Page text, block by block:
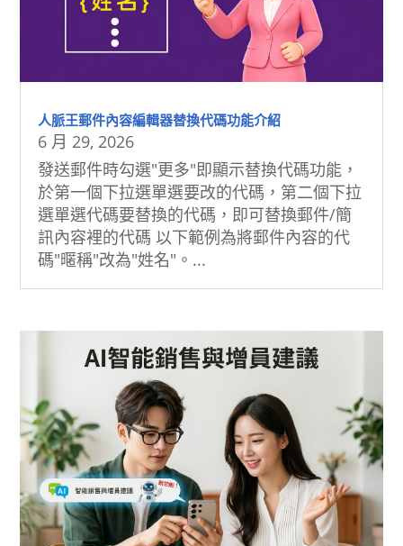
人脈王郵件內容編輯器替換代碼功能介紹
6 月 29, 2026
發送郵件時勾選"更多"即顯示替換代碼功能，
於第一個下拉選單選要改的代碼，第二個下拉
選單選代碼要替換的代碼，即可替換郵件/簡
訊內容裡的代碼 以下範例為將郵件內容的代
碼"暱稱"改為"姓名"。...